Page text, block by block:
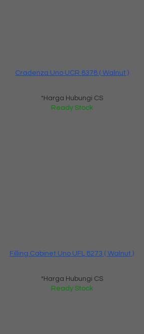
Cradenza Uno UCR 8378 ( Walnut )
*Harga Hubungi CS
Ready Stock
Filling Cabinet Uno UFL 8273 ( Walnut )
*Harga Hubungi CS
Ready Stock